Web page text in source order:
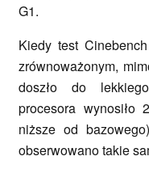
G1.
Kiedy test
zrównoważonym,
doszło do
procesora
niższe od
obserwowano takie